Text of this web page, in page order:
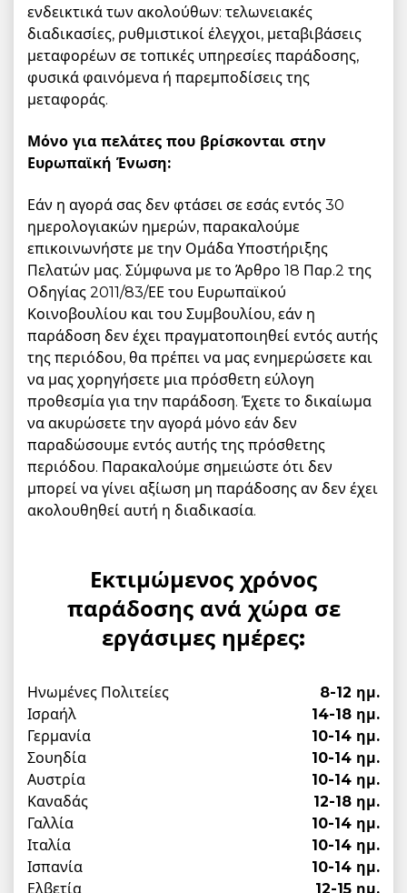
ενδεικτικά των ακολούθων: τελωνειακές
διαδικασίες, ρυθμιστικοί έλεγχοι, μεταβιβάσεις
μεταφορέων σε τοπικές υπηρεσίες παράδοσης,
φυσικά φαινόμενα ή παρεμποδίσεις της
μεταφοράς.
Μόνο για πελάτες που βρίσκονται στην
Ευρωπαϊκή Ένωση:
Εάν η αγορά σας δεν φτάσει σε εσάς εντός 30
ημερολογιακών ημερών, παρακαλούμε
επικοινωνήστε με την Ομάδα Υποστήριξης
Πελατών μας. Σύμφωνα με το Άρθρο 18 Παρ.2 της
Οδηγίας 2011/83/ΕΕ του Ευρωπαϊκού
Κοινοβουλίου και του Συμβουλίου, εάν η
παράδοση δεν έχει πραγματοποιηθεί εντός αυτής
της περιόδου, θα πρέπει να μας ενημερώσετε και
να μας χορηγήσετε μια πρόσθετη εύλογη
προθεσμία για την παράδοση. Έχετε το δικαίωμα
να ακυρώσετε την αγορά μόνο εάν δεν
παραδώσουμε εντός αυτής της πρόσθετης
περιόδου. Παρακαλούμε σημειώστε ότι δεν
μπορεί να γίνει αξίωση μη παράδοσης αν δεν έχει
ακολουθηθεί αυτή η διαδικασία.
Εκτιμώμενος χρόνος
παράδοσης ανά χώρα σε
εργάσιμες ημέρες:
Ηνωμένες Πολιτείες
8-12 ημ.
Ισραήλ
14-18 ημ.
Γερμανία
10-14 ημ.
Σουηδία
10-14 ημ.
Αυστρία
10-14 ημ.
Καναδάς
12-18 ημ.
Γαλλία
10-14 ημ.
Ιταλία
10-14 ημ.
Ισπανία
10-14 ημ.
Ελβετία
12-15 ημ.